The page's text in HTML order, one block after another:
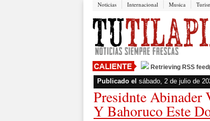
Noticias Internacional Musica
Retrieving RSS
Publicado el sábado, 2 de julio de
Presidnte Abinader
Y Bahoruco Este